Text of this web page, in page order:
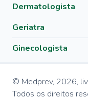
Dermatologista
Geriatra
Ginecologista
© Medprev, 2026,
Todos os direitos